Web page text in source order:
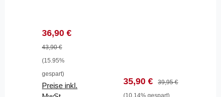
Baby
Kinder
5-30 kg
Verkaufspreis:
36,90 €
43,90 €
(15.95%
gespart)
Preise inkl.
Verkaufspreis:
35,90 € Regulärer Preis:
39,95 €
(10.14% gespart)